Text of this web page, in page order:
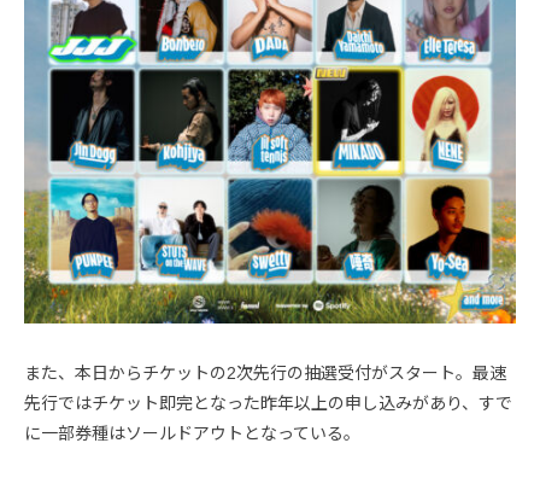
また、本日からチケットの2次先行の抽選受付がスタート。最速
先行ではチケット即完となった昨年以上の申し込みがあり、すで
に一部券種はソールドアウトとなっている。